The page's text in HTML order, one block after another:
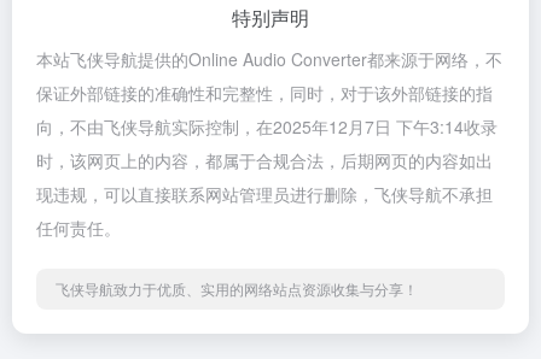
特别声明
本站飞侠导航提供的Online Audio Converter都来源于网络，不
保证外部链接的准确性和完整性，同时，对于该外部链接的指
向，不由飞侠导航实际控制，在2025年12月7日 下午3:14收录
时，该网页上的内容，都属于合规合法，后期网页的内容如出
现违规，可以直接联系网站管理员进行删除，飞侠导航不承担
任何责任。
飞侠导航致力于优质、实用的网络站点资源收集与分享！